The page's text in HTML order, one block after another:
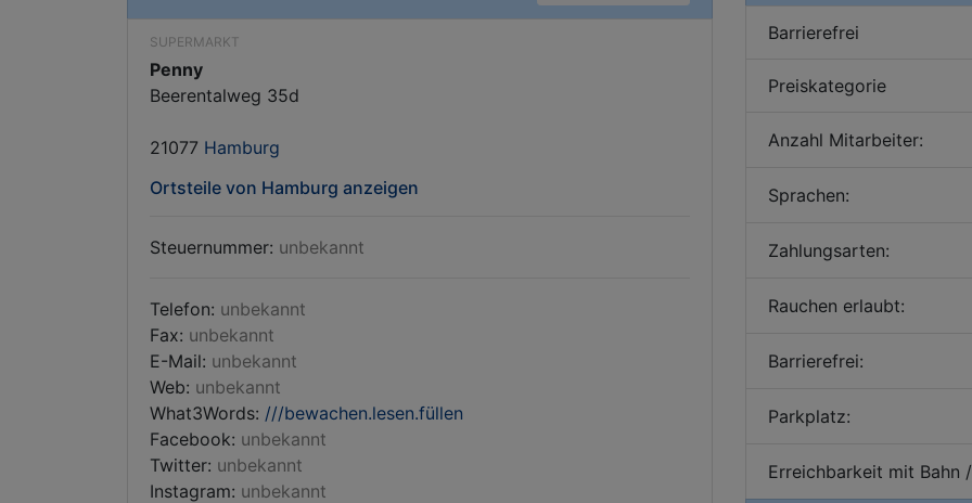
SUPERMARKT
Penny
Beerentalweg 35d
21077 Hamburg
Ortsteile von Hamburg anzeigen
Steuernummer: unbekannt
Telefon: unbekannt
Fax: unbekannt
E-Mail: unbekannt
Web: unbekannt
What3Words: ///bewachen.lesen.füllen
Facebook: unbekannt
Twitter: unbekannt
Instagram: unbekannt
Barrierefrei
Preiskategorie
Anzahl Mitarbeiter:
Sprachen:
Zahlungsarten:
Rauchen erlaubt:
Barrierefrei:
Parkplatz:
Erreichbarkeit mit Bahn